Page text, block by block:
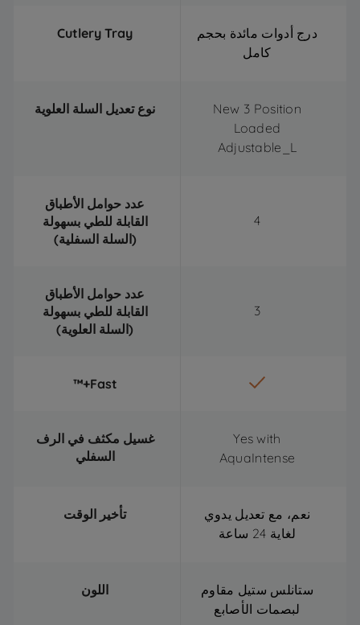
Cutlery Tray
درج أدوات مائدة بحجم
كامل
نوع تعديل السلة العلوية
New 3 Position
Loaded
Adjustable_L
عدد حوامل الأطباق
القابلة للطي بسهولة
(السلة السفلية)
4
عدد حوامل الأطباق
القابلة للطي بسهولة
(السلة العلوية)
3
Fast+™
غسيل مكثف في الرف
السفلي
Yes with
AquaIntense
تأخير الوقت
نعم، مع تعديل يدوي
لغاية 24 ساعة
اللون
ستانلس ستيل مقاوم
لبصمات الأصابع